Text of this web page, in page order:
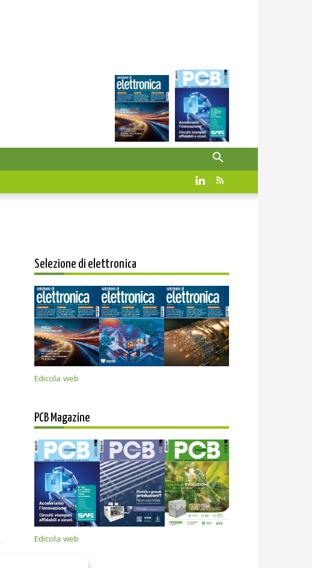
Selezione di elettronica
Edicola web
PCB Magazine
Edicola web